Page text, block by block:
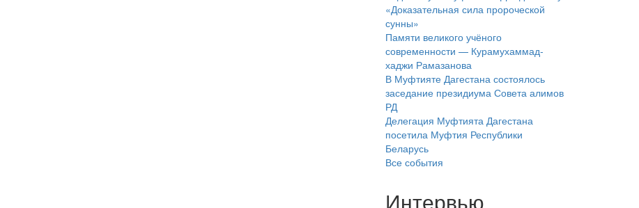
«Доказательная сила пророческой
сунны»
Памяти великого учёного
современности — Курамухаммад-
хаджи Рамазанова
В Муфтияте Дагестана состоялось
заседание президиума Совета алимов
РД
Делегация Муфтията Дагестана
посетила Муфтия Республики
Беларусь
Все события
Интервью